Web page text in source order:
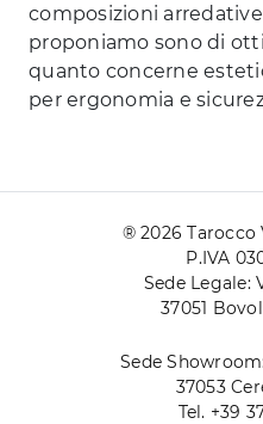
composizioni
proponiamo sono di
quanto concerne
per ergonomia e
® 2026 Tarocco
P.IVA
Sede Legale:
37051
Sede
37053
Tel. +39